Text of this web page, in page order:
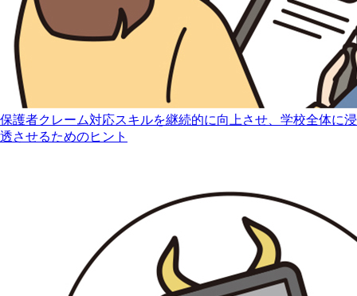
保護者クレーム対応スキルを継続的に向上させ、学校全体に浸
透させるためのヒント